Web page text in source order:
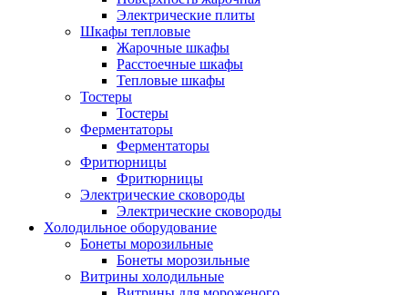
Электрические плиты
Шкафы тепловые
Жарочные шкафы
Расстоечные шкафы
Тепловые шкафы
Тостеры
Тостеры
Ферментаторы
Ферментаторы
Фритюрницы
Фритюрницы
Электрические сковороды
Электрические сковороды
Холодильное оборудование
Бонеты морозильные
Бонеты морозильные
Витрины холодильные